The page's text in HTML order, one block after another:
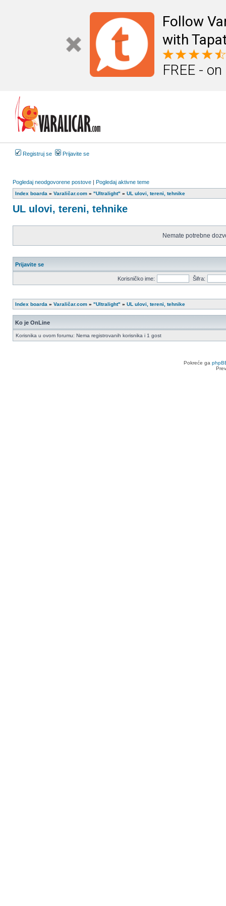
Follow
with
FREE -
Registruj se Prijavite se
Pogledaj neodgovorene postove | Pogledaj aktivne teme
Index boarda » Varaličar.com » "Ultralight" » UL ulovi, tereni, tehnike
UL ulovi, tereni, tehnike
Nemate potrebne
Prijavite se
Korisničko ime: Šifra:
Index boarda » Varaličar.com » "Ultralight" » UL ulovi, tereni, tehnike
Ko je OnLine
Korisnika u ovom forumu: Nema registrovanih korisnika i 1 gost
Pokreće ga